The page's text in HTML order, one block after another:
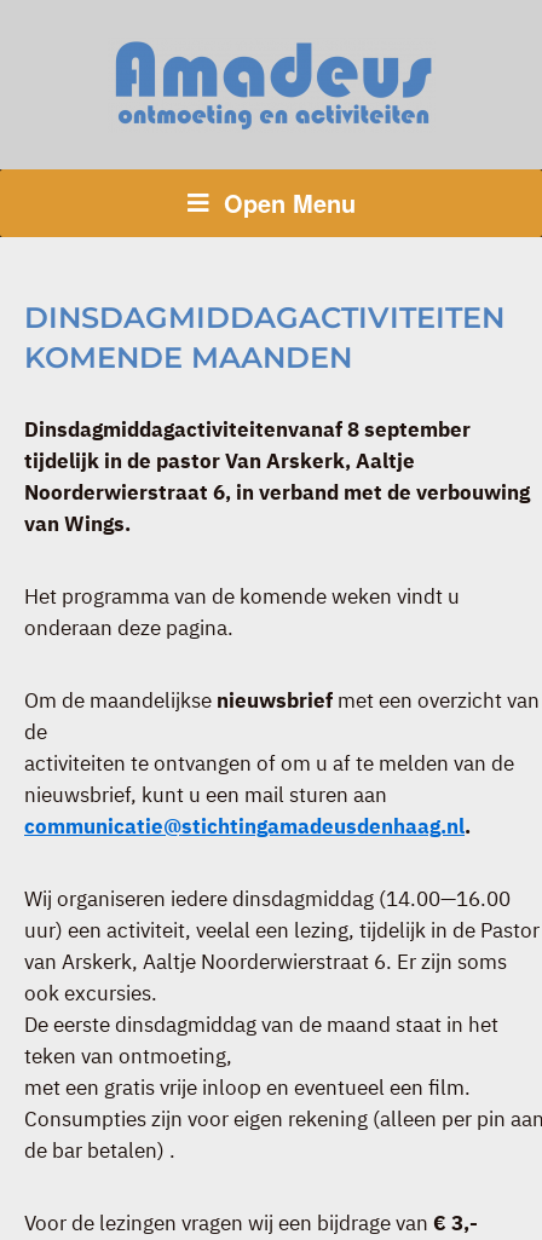
Open Menu
DINSDAGMIDDAGACTIVITEITEN
KOMENDE MAANDEN
Dinsdagmiddagactiviteitenvanaf 8 september
tijdelijk in de pastor Van Arskerk, Aaltje
Noorderwierstraat 6, in verband met de verbouwing
van Wings.
Het programma van de komende weken vindt u
onderaan deze pagina.
Om de maandelijkse nieuwsbrief met een overzicht van
de
activiteiten te ontvangen of om u af te melden van de
nieuwsbrief, kunt u een mail sturen aan
communicatie@stichtingamadeusdenhaag.nl.
Wij organiseren iedere dinsdagmiddag (14.00—16.00
uur) een activiteit, veelal een lezing, tijdelijk in de Pastor
van Arskerk, Aaltje Noorderwierstraat 6. Er zijn soms
ook excursies.
De eerste dinsdagmiddag van de maand staat in het
teken van ontmoeting,
met een gratis vrije inloop en eventueel een film.
Consumpties zijn voor eigen rekening (alleen per pin
de bar betalen) .
Voor de lezingen vragen wij een bijdrage van € 3,-